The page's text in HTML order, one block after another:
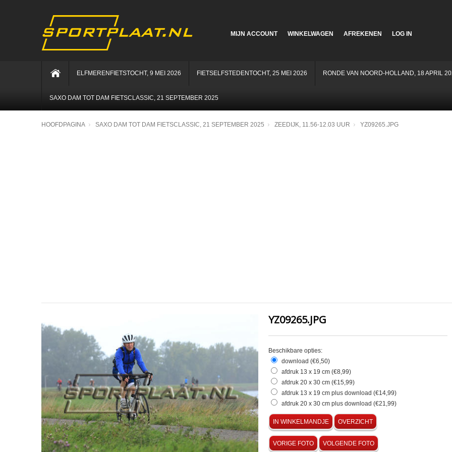
MIJN ACCOUNT WINKELWAGEN AFREKENEN LOG IN
ELFMERENFIETSTOCHT, 9 MEI 2026 FIETSELFSTEDENTOCHT, 25 MEI 2026 RONDE VAN NOORD-HOLLAND, 18 APRIL
SAXO DAM TOT DAM FIETSCLASSIC, 21 SEPTEMBER 2025
HOOFDPAGINA SAXO DAM TOT DAM FIETSCLASSIC, 21 SEPTEMBER 2025 ZEEDIJK, 11.56-12.03 UUR YZ09265.JPG
YZ09265.JPG
Beschikbare opties:
download (€6,50)
afdruk 13 x 19 cm (€8,99)
afdruk 20 x 30 cm (€15,99)
afdruk 13 x 19 cm plus download (€14,99)
afdruk 20 x 30 cm plus download (€21,99)
IN WINKELMANDJE OVERZICHT
VORIGE FOTO VOLGENDE FOTO